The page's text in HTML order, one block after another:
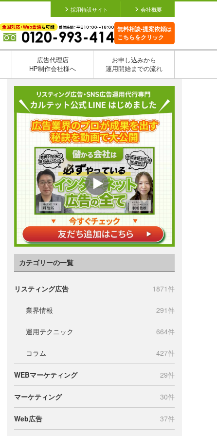
採用特設サイト 会社概要
無料相談•提案依頼は
こちらをクリック
広告代理店
HP制作会社様へ
お申し込みから
運用開始までの流れ
カテゴリーの一覧
リスティング広告 1871件
業界情報 291件
運用テクニック 664件
コラム 427件
WEBマーケティング 29件
マーケティング 30件
Web広告 37件